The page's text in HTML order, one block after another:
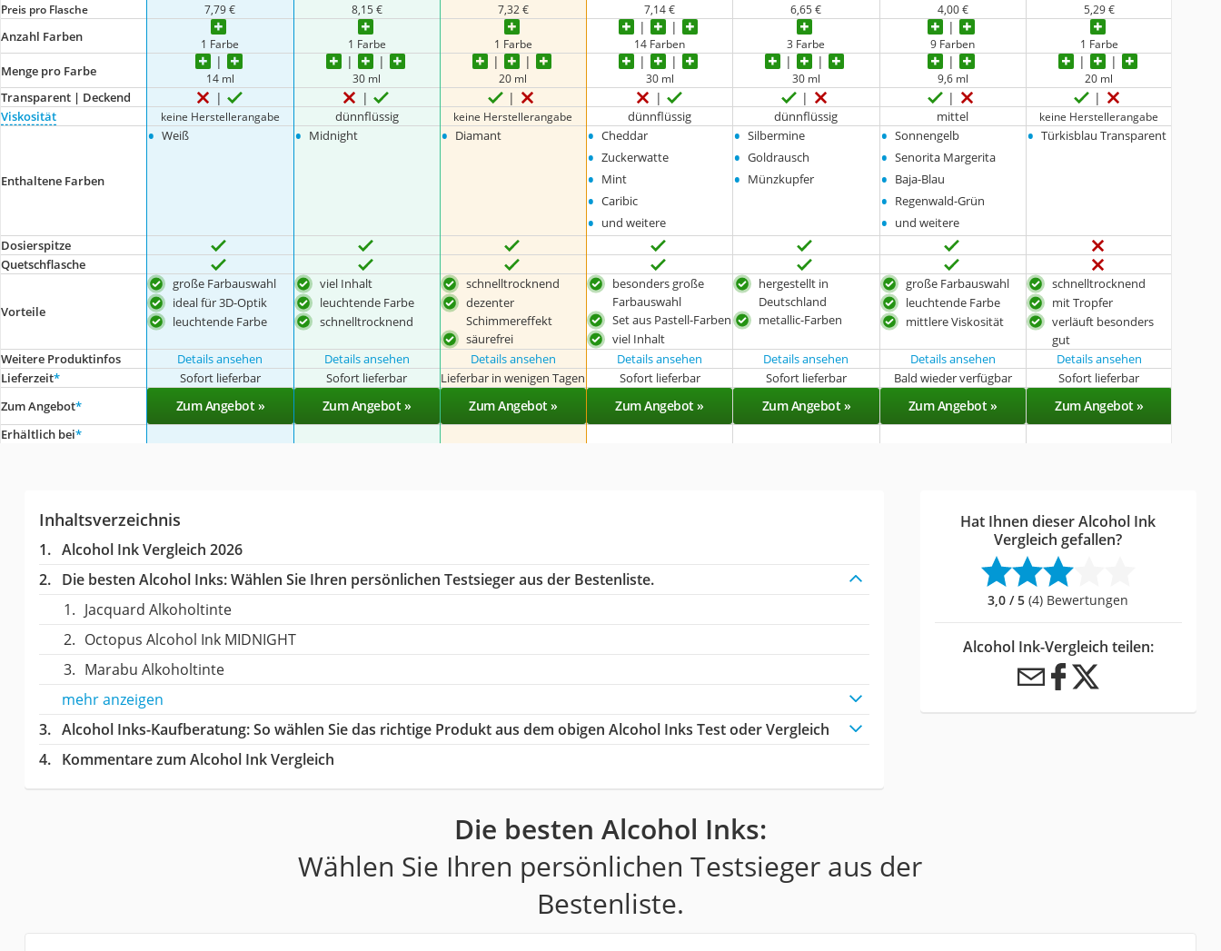
Preis pro Flasche 7,79 € 8,15 € 7,32 € 7,14 € 6,65 € 4,00 € 5,29 €
Anzahl Farben 1 Farbe 1 Farbe 1 Farbe 14 Farben 3 Farbe 9 Farben 1 Farbe
Menge pro Farbe 14 ml 30 ml 20 ml 30 ml 30 ml 9,6 ml 20 ml
Transparent | Deckend
Viskosität
keine Herstellerangabe dünnflüssig keine Herstellerangabe dünnflüssig dünnflüssig mittel keine Herstellerangabe
Enthaltene Farben
• Weiß • Midnight • Diamant • Cheddar
• Zuckerwatte
• Mint
• Caribic
• und weitere
• Silbermine
• Goldrausch
• Münzkupfer
• Sonnengelb
• Senorita Margerita
• Baja-Blau
• Regenwald-Grün
• und weitere
• Türkisblau Transparent
Dosierspitze
Quetschflasche
Vorteile
große Farbauswahl
ideal für 3D-Optik
leuchtende Farbe
viel Inhalt
leuchtende Farbe
schnelltrocknend
schnelltrocknend
dezenter
Schimmereffekt
säurefrei
besonders große
Farbauswahl
Set aus Pastell-Farben
viel Inhalt
hergestellt in
Deutschland
metallic-Farben
große Farbauswahl
leuchtende Farbe
mittlere Viskosität
schnelltrocknend
mit Tropfer
verläuft besonders
gut
Weitere Produktinfos
Details ansehen Details ansehen Details ansehen Details ansehen Details ansehen Details ansehen
Details ansehen
Lieferzeit* Sofort lieferbar Sofort lieferbar Lieferbar in wenigen Tagen Sofort lieferbar Sofort lieferbar Bald wieder verfügbar
Sofort lieferbar
Zum Angebot* Zum Angebot » Zum Angebot » Zum Angebot » Zum Angebot » Zum Angebot » Zum Angebot » Zum Angebot »
Erhältlich bei*
Inhaltsverzeichnis
Alcohol Ink Vergleich 2026
Die besten Alcohol Inks:Wählen Sie Ihren persönlichen Testsieger aus der Bestenliste.
Jacquard Alkoholtinte
Octopus Alcohol Ink MIDNIGHT
Marabu Alkoholtinte
mehr anzeigen
Alcohol Inks-Kaufberatung: So wählen Sie das richtige Produkt aus dem obigen Alcohol Inks Test oder Vergleich
Kommentare zum Alcohol Ink Vergleich
Hat Ihnen dieser Alcohol Ink
Vergleich gefallen?
3,0 / 5 (4) Bewertungen
Alcohol Ink-Vergleich teilen:
Die besten Alcohol Inks:
Wählen Sie Ihren persönlichen Testsieger aus der
Bestenliste.